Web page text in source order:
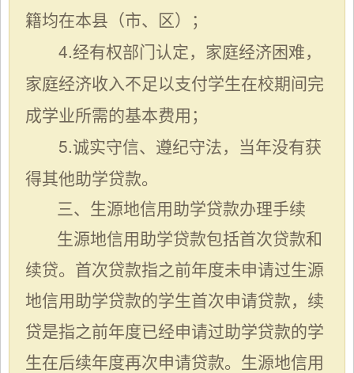
籍均在本县（市、区）；
4.经有权部门认定，家庭经济困难，
家庭经济收入不足以支付学生在校期间完
成学业所需的基本费用；
5.诚实守信、遵纪守法，当年没有获
得其他助学贷款。
三、生源地信用 助学贷款办理手续
生源地信用助学贷款包括首次贷款和
续贷。 首次贷款指之前年度未申请过生源
地信用助学贷款的学生首次申请贷款， 续
贷是指之前年度已经申请过助学贷款的学
生在后续年度再次申请贷款。生源地信用